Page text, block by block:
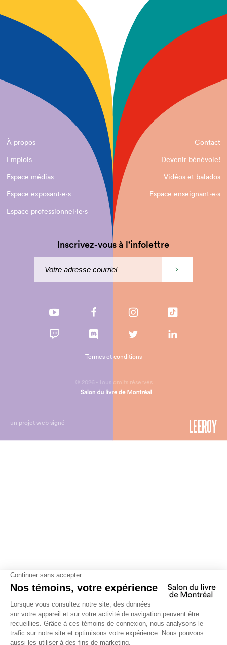
À propos
Contact
Emplois
Devenir bénévole!
Espace médias
Vidéos et balados
Espace exposant·e⋅s
Espace enseignant·e⋅s
Espace professionnel·le⋅s
Inscrivez-vous à l'infolettre
© 2026 - Tous droits réservés
Termes et conditions
un projet web signé